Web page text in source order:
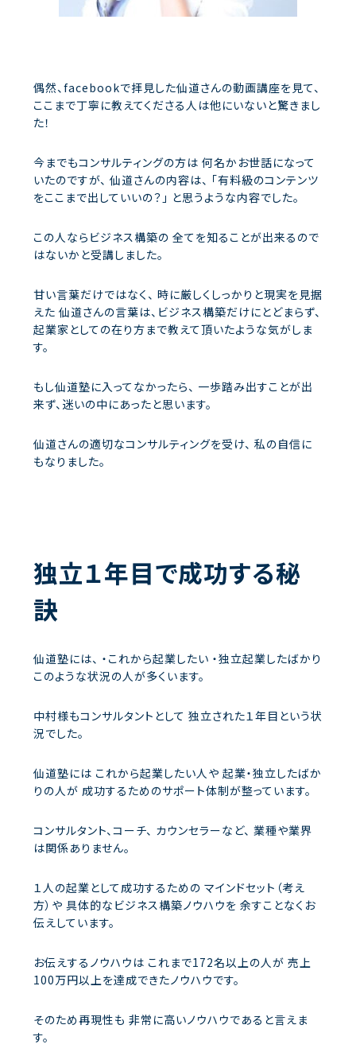
偶然、facebookで拝見した仙道さんの動画講座を見て、
ここまで丁寧に教えてくださる人は他にいないと驚きまし
た！
今までもコンサルティングの方は 何名かお世話になって
いたのですが、 仙道さんの内容は、 「有料級のコンテンツ
をここまで出していいの？」 と思うような内容でした。
この人ならビジネス構築の 全てを知ることが出来るので
はないかと受講しました。
甘い言葉だけではなく、 時に厳しくしっかりと現実を見据
えた 仙道さんの言葉は、ビジネス構築だけにとどまらず、
起業家としての在り方まで教えて頂いたような気がしま
す。
もし仙道塾に入ってなかったら、 一歩踏み出すことが出
来ず、迷いの中にあったと思います。
仙道さんの適切なコンサルティングを受け、 私の自信に
もなりました。
独立１年目で成功する秘
訣
仙道塾には、 ・これから起業したい ・独立起業したばかり
このような状況の人が多くいます。
中村様もコンサルタントとして 独立された１年目という状
況でした。
仙道塾には これから起業したい人や 起業・独立したばか
りの人が 成功するためのサポート体制が整っています。
コンサルタント、コーチ、 カウンセラーなど、 業種や業界
は関係ありません。
１人の起業として成功するための マインドセット（考え
方）や 具体的なビジネス構築ノウハウを 余すことなくお
伝えしています。
お伝えするノウハウは これまで172名以上の人が 売上
100万円以上を達成できたノウハウです。
そのため再現性も 非常に高いノウハウであると言えま
す。